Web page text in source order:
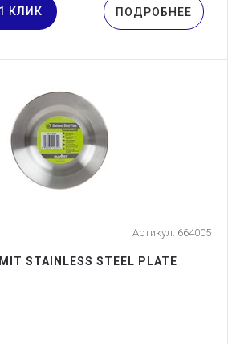
КЛИК ПОДРОБНЕЕ
Артикул: 664005
STAINLESS STEEL PLATE